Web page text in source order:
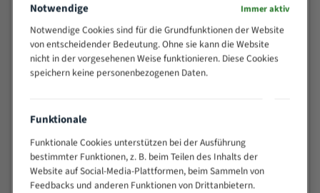
50 - 120
80 - 180
3/4
130 -
350
2/3
200 -
> 500
0,75/1,25
Vorteile:
Notwendige Immer aktiv
Notwendige Cookies sind für die Grundfunktionen der Website
von entscheidender Bedeutung. Ohne sie kann die Website
nicht in der vorgesehenen Weise funktionieren. Diese Cookies
speichern keine personenbezogenen Daten.
Funktionale
Funktionale Cookies unterstützen bei der Ausführung
bestimmter Funktionen, z. B. beim Teilen des Inhalts der
Website auf Social-Media-Plattformen, beim Sammeln von
Feedbacks und anderen Funktionen von Drittanbietern.